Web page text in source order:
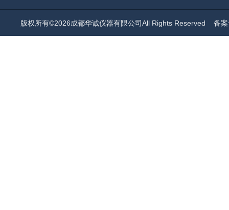
版权所有©2026成都华诚仪器有限公司All Rights Reserved 备